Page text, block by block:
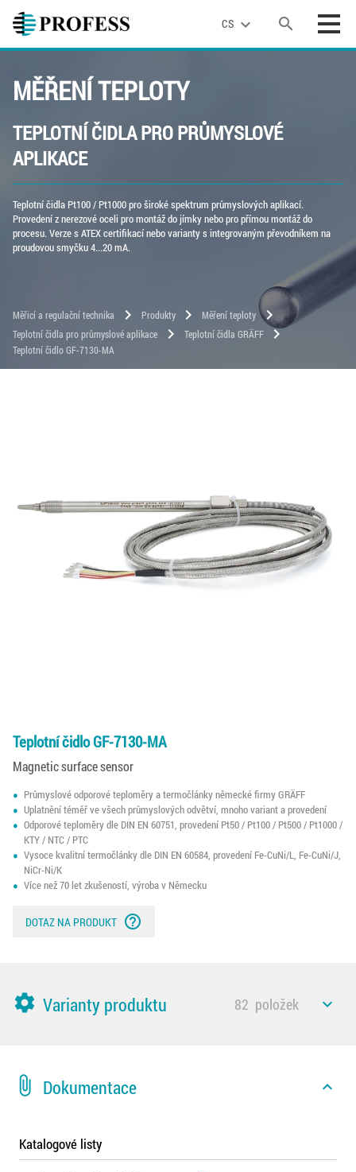
CS expand_more search
MĚŘENÍ TEPLOTY
TEPLOTNÍ ČIDLA PRO PRŮMYSLOVÉ
APLIKACE
Teplotní čidla Pt100 / Pt1000 pro široké spektrum průmyslových aplikací.
Provedení z nerezové oceli pro montáž do jímky nebo pro přímou montáž do
procesu. Verze s ATEX certifikací nebo varianty s integrovaným převodníkem na
proudovou smyčku 4...20 mA.
Měřicí a regulační technika chevron_right Produkty chevron_right Měření teploty chevron_right
Teplotní čidla pro průmyslové aplikace chevron_right Teplotní čidla GRÄFF chevron_right
Teplotní čidlo GF-7130-MA
Teplotní čidlo GF-7130-MA
Magnetic surface sensor
Průmyslové odporové teploměry a termočlánky německé firmy GRÄFF
Uplatnění téměř ve všech průmyslových odvětví, mnoho variant a provedení
Odporové teploměry dle DIN EN 60751, provedení Pt50 / Pt100 / Pt500 / Pt1000 /
KTY / NTC / PTC
Vysoce kvalitní termočlánky dle DIN EN 60584, provedení Fe-CuNi/L, Fe-CuNi/J,
NiCr-Ni/K
Více než 70 let zkušeností, výroba v Německu
DOTAZ NA PRODUKT help_outline
settings Varianty produktu 82 položek expand_less
attach_file Dokumentace expand_less
Katalogové listy